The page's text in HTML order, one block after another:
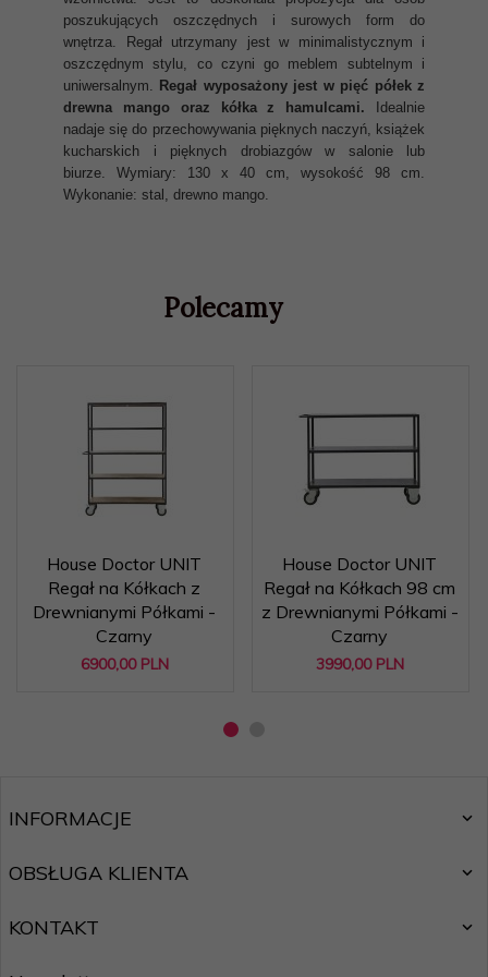
poszukujących oszczędnych i surowych form do
wnętrza. Regał utrzymany jest w minimalistycznym i
oszczędnym stylu, co czyni go meblem subtelnym i
uniwersalnym. Regał wyposażony jest w pięć półek z
drewna mango oraz kółka z hamulcami. Idealnie
nadaje się do przechowywania pięknych naczyń, książek
kucharskich i pięknych drobiazgów w salonie lub
biurze. Wymiary: 130 x 40 cm, wysokość 98 cm.
Wykonanie: stal, drewno mango.
Polecamy
House Doctor UNIT
Regał na Kółkach z
Drewnianymi Półkami -
Czarny
6900,00 PLN
House Doctor UNIT
Regał na Kółkach 98 cm
z Drewnianymi Półkami -
Czarny
3990,00 PLN
INFORMACJE
OBSŁUGA KLIENTA
KONTAKT